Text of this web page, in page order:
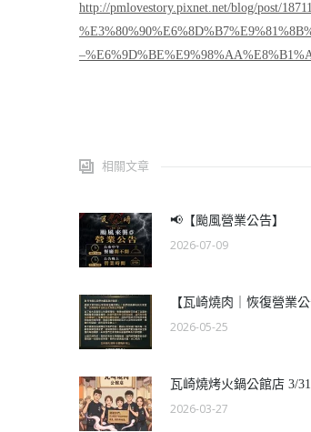
http://pmlovestory.pixnet.net/blog/post/
相關文章
📢【颱風營業公告】
2026-07-09
【瓦崎燒肉｜恢復營業公
2026-05-25
瓦崎燒烤火鍋公館店 3/
2026-03-27